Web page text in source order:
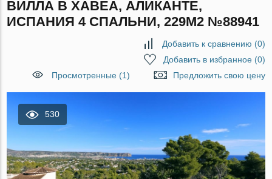
ВИЛЛА В ХАВЕА, АЛИКАНТЕ,
ИСПАНИЯ 4 СПАЛЬНИ, 229М2 №88941
Добавить к сравнению (0)
Добавить в избранное(0)
Просмотренные (1)
Предложить свою цену
530